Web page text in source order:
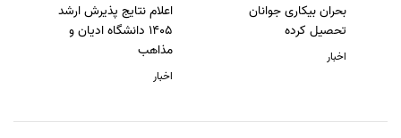
بحران بیکاری جوانان
تحصیل کرده
اخبار
اعلام نتایج پذیرش ارشد
1405 دانشگاه ادیان و
مذاهب
اخبار